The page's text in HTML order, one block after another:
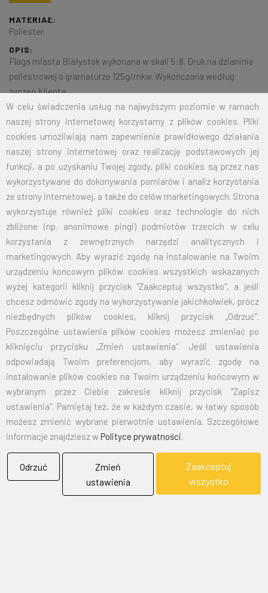
W celu świadczenia usług na najwyższym poziomie w ramach
naszej strony internetowej korzystamy z plików cookies. Pliki
cookies umożliwiają nam zapewnienie prawidłowego działania
naszej strony internetowej oraz realizację podstawowych jej
funkcji, a po uzyskaniu Twojej zgody, pliki cookies są przez nas
wykorzystywane do dokonywania pomiarów i analiz korzystania
ze strony internetowej, a także do celów marketingowych. Strona
wykorzystuje również pliki cookies oraz technologie do nich
zbliżone (np. anonimowe pingi) podmiotów trzecich w celu
korzystania z zewnętrznych narzędzi analitycznych i
marketingowych. Aby wyrazić zgodę na instalowanie na Twoim
urządzeniu końcowym plików cookies wszystkich wskazanych
wyżej kategorii kliknij przycisk "Zaakceptuj wszystko", a jeśli
chcesz odmówić zgody na wykorzystywanie jakichkolwiek, prócz
niezbędnych plików cookies, kliknij przycisk „Odrzuć”.
Poszczególne ustawienia plików cookies możesz zmieniać po
kliknięciu przycisku „Zmień ustawienia”. Jeśli ustawienia
odpowiadają Twoim preferencjom, aby wyrazić zgodę na
instalowanie plików cookies na Twoim urządzeniu końcowym w
wybranym przez Ciebie zakresie kliknij przycisk "Zapisz
ustawienia". Pamiętaj też, że w każdym czasie, w łatwy sposób
możesz zmienić wybrane pierwotnie ustawienia. Szczegółowe
informacje znajdziesz wPolityce prywatności.
Odrzuć
Zmień
ustawienia
Zaakceptuj
wszystko
MATERIAŁ:
Poliester
OPIS:
Flaga miasta Białystok wykonana w skali 5:8. Druk na dzianinie
poliestrowej o gramaturze 125g/mkw. Wykończona według
życzeń Klienta.
Na życzenie klienta jesteśmy w stanie wykonać dowolny rozmiar
flagi. Przy zamówieniu większej ilości cena zostanie wyliczona
indywidualnie.
ROZMIAR CENA NETTO CENA BRUTTO
70X110 31,00 38,13
100X160 64,00 78,72
125X200 100,00 123,00
144,00
EMAIL: marketing@bielflag.pl
biuro@bielflag.pl
TELEFON:600 42 11 90,33/816 21 78
BIELFLAG